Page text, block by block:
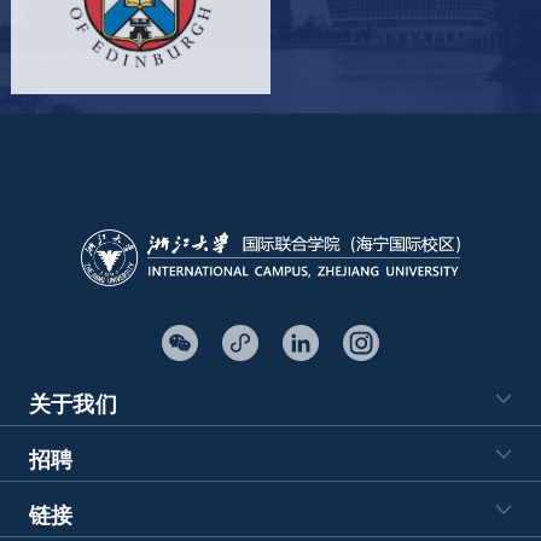
关于我们
招聘
链接